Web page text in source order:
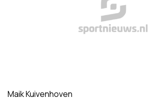
Maik Kuivenhoven